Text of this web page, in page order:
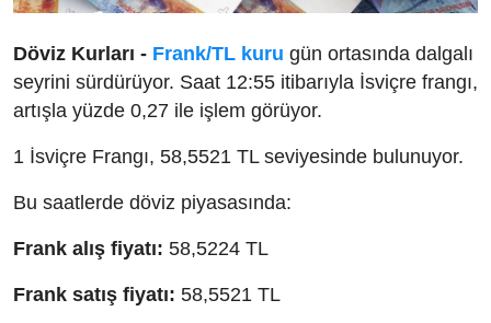
Döviz Kurları - Frank/TL kuru gün ortasında dalgalı
seyrini sürdürüyor. Saat 12:55 itibarıyla İsviçre frangı,
artışla yüzde 0,27 ile işlem görüyor.
1 İsviçre Frangı, 58,5521 TL seviyesinde bulunuyor.
Bu saatlerde döviz piyasasında:
Frank alış fiyatı: 58,5224 TL
Frank satış fiyatı: 58,5521 TL